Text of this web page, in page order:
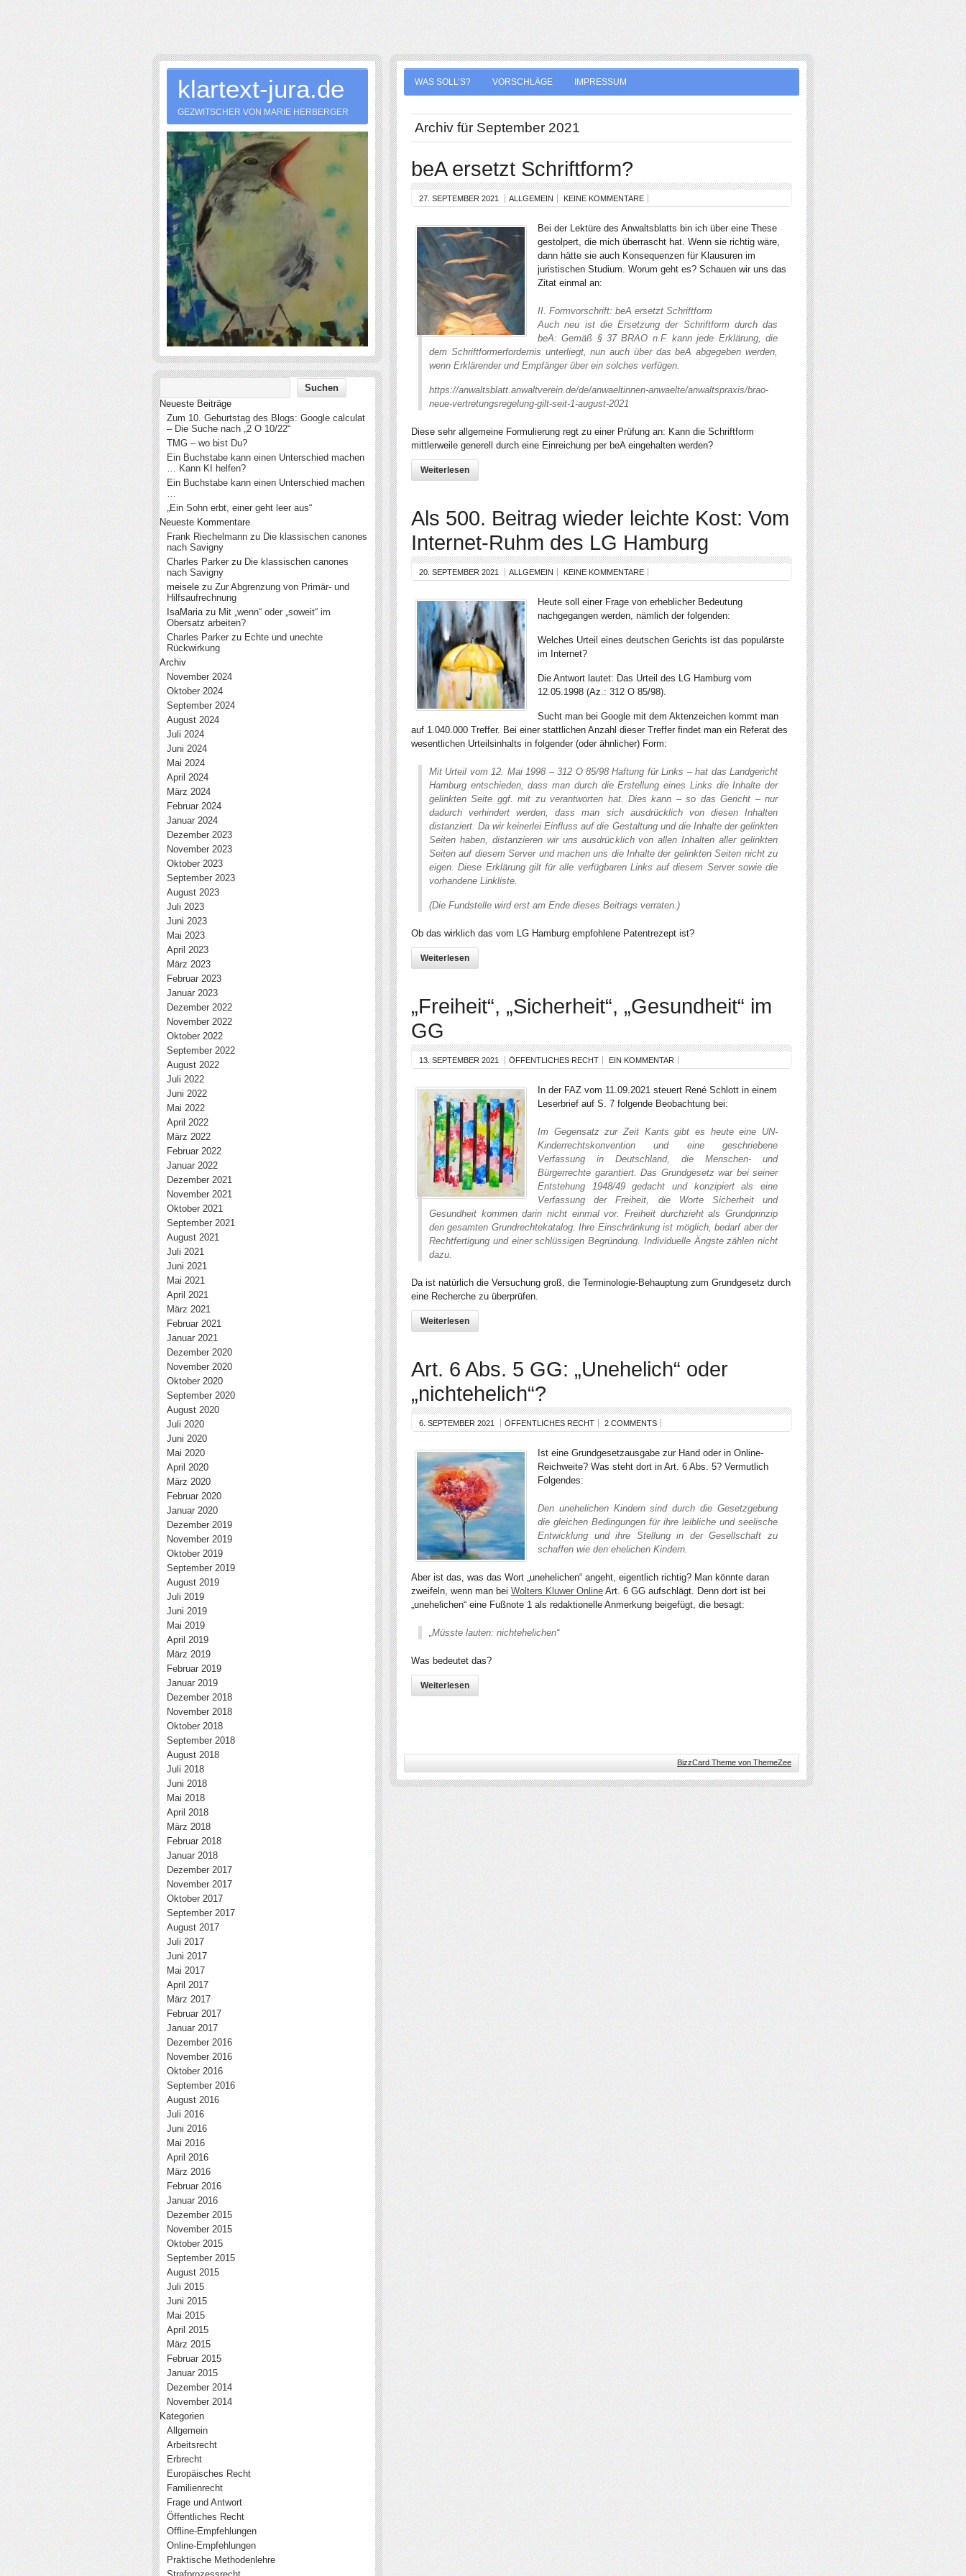
WAS SOLL’S? VORSCHLÄGE IMPRESSUM
Archiv für September 2021
beA ersetzt Schriftform?
27. SEPTEMBER 2021 ALLGEMEIN KEINE KOMMENTARE
Bei der Lektüre des Anwaltsblatts bin ich über eine These
gestolpert, die mich überrascht hat. Wenn sie richtig wäre,
dann hätte sie auch Konsequenzen für Klausuren im
juristischen Studium. Worum geht es? Schauen wir uns das
Zitat einmal an:
II. Formvor­schrift: beA ersetzt Schriftform
Auch neu ist die Ersetzung der Schriftform durch das
beA: Gemäß § 37 BRAO n.F. kann jede Erklärung, die
dem Schrift­for­mer­for­dernis unterliegt, nun auch über das beA abgegeben werden,
wenn Erklärender und Empfänger über ein solches verfügen.
https://anwaltsblatt.anwaltverein.de/de/anwaeltinnen-anwaelte/anwaltspraxis/brao-
neue-vertretungsregelung-gilt-seit-1-august-2021
Diese sehr allgemeine Formulierung regt zu einer Prüfung an: Kann die Schriftform
mittlerweile generell durch eine Einreichung per beA eingehalten werden?
Weiterlesen
Als 500. Beitrag wieder leichte Kost: Vom
Internet-Ruhm des LG Hamburg
20. SEPTEMBER 2021 ALLGEMEIN KEINE KOMMENTARE
Heute soll einer Frage von erheblicher Bedeutung
nachgegangen werden, nämlich der folgenden:
Welches Urteil eines deutschen Gerichts ist das populärste
im Internet?
Die Antwort lautet: Das Urteil des LG Hamburg vom
12.05.1998 (Az.: 312 O 85/98).
Sucht man bei Google mit dem Aktenzeichen kommt man
auf 1.040.000 Treffer. Bei einer stattlichen Anzahl dieser Treffer findet man ein Referat des
wesentlichen Urteilsinhalts in folgender (oder ähnlicher) Form:
Mit Urteil vom 12. Mai 1998 – 312 O 85/98 Haftung für Links – hat das Landgericht
Hamburg entschieden, dass man durch die Erstellung eines Links die Inhalte der
gelinkten Seite ggf. mit zu verantworten hat. Dies kann – so das Gericht – nur
dadurch verhindert werden, dass man sich ausdrücklich von diesen Inhalten
distanziert. Da wir keinerlei Einfluss auf die Gestaltung und die Inhalte der gelinkten
Seiten haben, distanzieren wir uns ausdrücklich von allen Inhalten aller gelinkten
Seiten auf diesem Server und machen uns die Inhalte der gelinkten Seiten nicht zu
eigen. Diese Erklärung gilt für alle verfügbaren Links auf diesem Server sowie die
vorhandene Linkliste.
(Die Fundstelle wird erst am Ende dieses Beitrags verraten.)
Ob das wirklich das vom LG Hamburg empfohlene Patentrezept ist?
Weiterlesen
„Freiheit“, „Sicherheit“, „Gesundheit“ im
GG
13. SEPTEMBER 2021 ÖFFENTLICHES RECHT EIN KOMMENTAR
In der FAZ vom 11.09.2021 steuert René Schlott in einem
Leserbrief auf S. 7 folgende Beobachtung bei:
Im Gegensatz zur Zeit Kants gibt es heute eine UN-
Kinderrechtskonvention und eine geschriebene
Verfassung in Deutschland, die Menschen- und
Bürgerrechte garantiert. Das Grundgesetz war bei seiner
Entstehung 1948/49 gedacht und konzipiert als eine
Verfassung der Freiheit, die Worte Sicherheit und
Gesundheit kommen darin nicht einmal vor. Freiheit durchzieht als Grundprinzip
den gesamten Grundrechtekatalog. Ihre Einschränkung ist möglich, bedarf aber der
Rechtfertigung und einer schlüssigen Begründung. Individuelle Ängste zählen nicht
dazu.
Da ist natürlich die Versuchung groß, die Terminologie-Behauptung zum Grundgesetz durch
eine Recherche zu überprüfen.
Weiterlesen
Art. 6 Abs. 5 GG: „Unehelich“ oder
„nichtehelich“?
6. SEPTEMBER 2021 ÖFFENTLICHES RECHT 2 COMMENTS
Ist eine Grundgesetzausgabe zur Hand oder in Online-
Reichweite? Was steht dort in Art. 6 Abs. 5? Vermutlich
Folgendes:
Den unehelichen Kindern sind durch die Gesetzgebung
die gleichen Bedingungen für ihre leibliche und seelische
Entwicklung und ihre Stellung in der Gesellschaft zu
schaffen wie den ehelichen Kindern.
Aber ist das, was das Wort „unehelichen“ angeht, eigentlich richtig? Man könnte daran
zweifeln, wenn man bei Wolters Kluwer Online Art. 6 GG aufschlägt. Denn dort ist bei
„unehelichen“ eine Fußnote 1 als redaktionelle Anmerkung beigefügt, die besagt:
„Müsste lauten: nichtehelichen“
Was bedeutet das?
Weiterlesen
BizzCard Theme von ThemeZee
klartext-jura.de
GEZWITSCHER VON MARIE HERBERGER
Neueste Beiträge
Zum 10. Geburtstag des Blogs: Google calculat
– Die Suche nach „2 O 10/22“
TMG – wo bist Du?
Ein Buchstabe kann einen Unterschied machen
… Kann KI helfen?
Ein Buchstabe kann einen Unterschied machen
…
„Ein Sohn erbt, einer geht leer aus“
Neueste Kommentare
Frank Riechelmann zu Die klassischen canones
nach Savigny
Charles Parker zu Die klassischen canones
nach Savigny
meisele zu Zur Abgrenzung von Primär- und
Hilfsaufrechnung
IsaMariazu Mit „wenn“ oder „soweit“ im
Obersatz arbeiten?
Charles Parker zu Echte und unechte
Rückwirkung
Archiv
November 2024
Oktober 2024
September 2024
August 2024
Juli 2024
Juni 2024
Mai 2024
April 2024
März 2024
Februar 2024
Januar 2024
Dezember 2023
November 2023
Oktober 2023
September 2023
August 2023
Juli 2023
Juni 2023
Mai 2023
April 2023
März 2023
Februar 2023
Januar 2023
Dezember 2022
November 2022
Oktober 2022
September 2022
August 2022
Juli 2022
Juni 2022
Mai 2022
April 2022
März 2022
Februar 2022
Januar 2022
Dezember 2021
November 2021
Oktober 2021
September 2021
August 2021
Juli 2021
Juni 2021
Mai 2021
April 2021
März 2021
Februar 2021
Januar 2021
Dezember 2020
November 2020
Oktober 2020
September 2020
August 2020
Juli 2020
Juni 2020
Mai 2020
April 2020
März 2020
Februar 2020
Januar 2020
Dezember 2019
November 2019
Oktober 2019
September 2019
August 2019
Juli 2019
Juni 2019
Mai 2019
April 2019
März 2019
Februar 2019
Januar 2019
Dezember 2018
November 2018
Oktober 2018
September 2018
August 2018
Juli 2018
Juni 2018
Mai 2018
April 2018
März 2018
Februar 2018
Januar 2018
Dezember 2017
November 2017
Oktober 2017
September 2017
August 2017
Juli 2017
Juni 2017
Mai 2017
April 2017
März 2017
Februar 2017
Januar 2017
Dezember 2016
November 2016
Oktober 2016
September 2016
August 2016
Juli 2016
Juni 2016
Mai 2016
April 2016
März 2016
Februar 2016
Januar 2016
Dezember 2015
November 2015
Oktober 2015
September 2015
August 2015
Juli 2015
Juni 2015
Mai 2015
April 2015
März 2015
Februar 2015
Januar 2015
Dezember 2014
November 2014
Kategorien
Allgemein
Arbeitsrecht
Erbrecht
Europäisches Recht
Familienrecht
Frage und Antwort
Öffentliches Recht
Offline-Empfehlungen
Online-Empfehlungen
Praktische Methodenlehre